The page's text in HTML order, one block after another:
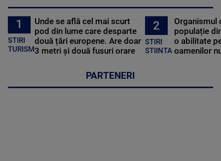
1
STIRI
TURISM
Unde se află cel mai scurt
pod din lume care desparte
două țări europene. Are doar
3 metri și două fusuri orare
2
STIRI
STIINTA
Organismul
populație
o abilitate
oamenilor
PARTENERI